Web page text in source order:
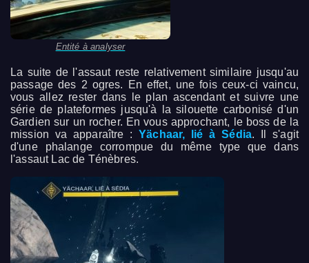
Entité à analyser
La suite de l'assaut reste relativement similaire jusqu'au
passage des 2 ogres. En effet, une fois ceux-ci vaincu,
vous allez rester dans le plan ascendant et suivre une
série de plateformes jusqu'à la silouette carbonisé d'un
Gardien sur un rocher. En vous approchant, le boss de la
mission va apparaître :Yächaar, lié à Sédia. Il s'agit
d'une phalange corrompue du même type que dans
l'assaut Lac de Ténèbres.